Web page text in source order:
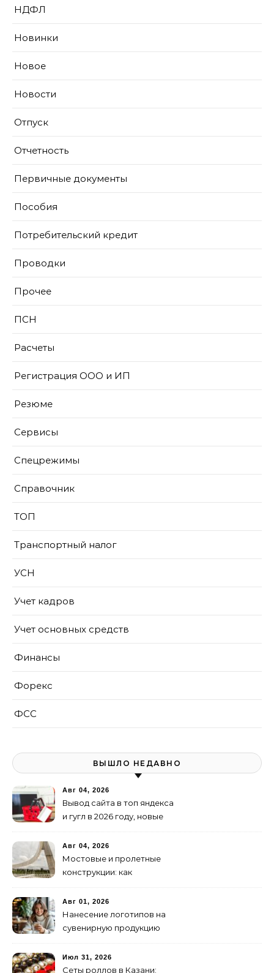
НДФЛ
Новинки
Новое
Новости
Отпуск
Отчетность
Первичные документы
Пособия
Потребительский кредит
Проводки
Прочее
ПСН
Расчеты
Регистрация ООО и ИП
Резюме
Сервисы
Спецрежимы
Справочник
ТОП
Транспортный налог
УСН
Учет кадров
Учет основных средств
Финансы
Форекс
ФСС
ВЫШЛО НЕДАВНО
Авг 04, 2026
Вывод сайта в топ яндекса
и гугл в 2026 году, новые
Авг 04, 2026
Мостовые и пролетные
конструкции: как
изготовление и поставку
Авг 01, 2026
Нанесение логотипов на
сувенирную продукцию
Июл 31, 2026
Сеты роллов в Казани: